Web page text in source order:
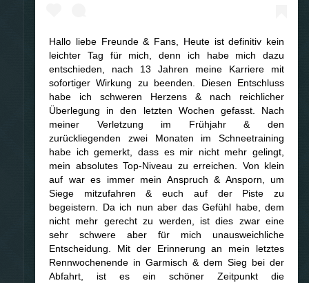
Hallo liebe Freunde & Fans, Heute ist definitiv kein
leichter Tag für mich, denn ich habe mich dazu
entschieden, nach 13 Jahren meine Karriere mit
sofortiger Wirkung zu beenden. Diesen Entschluss
habe ich schweren Herzens & nach reichlicher
Überlegung in den letzten Wochen gefasst. Nach
meiner Verletzung im Frühjahr & den
zurückliegenden zwei Monaten im Schneetraining
habe ich gemerkt, dass es mir nicht mehr gelingt,
mein absolutes Top-Niveau zu erreichen. Von klein
auf war es immer mein Anspruch & Ansporn, um
Siege mitzufahren & euch auf der Piste zu
begeistern. Da ich nun aber das Gefühl habe, dem
nicht mehr gerecht zu werden, ist dies zwar eine
sehr schwere aber für mich unausweichliche
Entscheidung. Mit der Erinnerung an mein letztes
Rennwochenende in Garmisch & dem Sieg bei der
Abfahrt, ist es ein schöner Zeitpunkt die